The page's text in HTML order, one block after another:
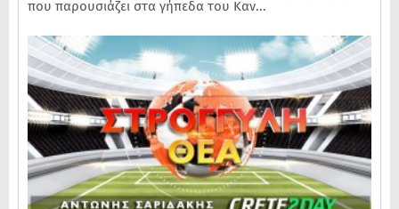
που παρουσιάζει στα γήπεδα του Καν...